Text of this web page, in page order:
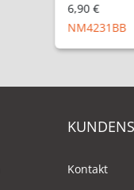
6,90 €
NM4231BB
Kontakt